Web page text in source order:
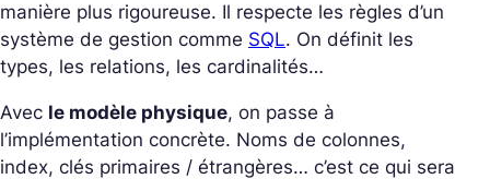
manière plus rigoureuse. Il respecte les règles d’un
système de gestion comme SQL. On définit les
types, les relations, les cardinalités…
Avec le modèle physique, on passe à
l’implémentation concrète. Noms de colonnes,
index, clés primaires / étrangères… c’est ce qui sera